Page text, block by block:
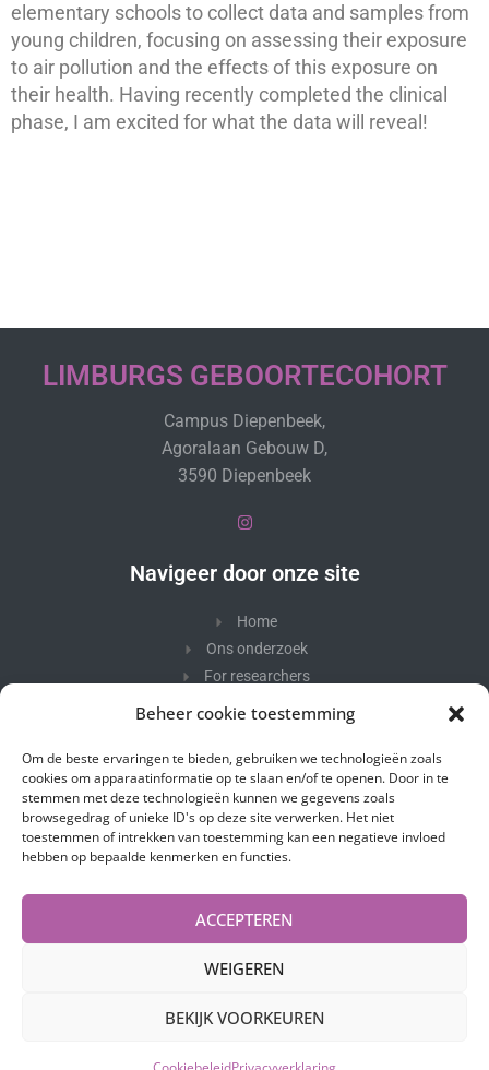
Beheer cookie toestemming
Om de beste ervaringen te bieden, gebruiken we technologieën zoals
cookies om apparaatinformatie op te slaan en/of te openen. Door in te
stemmen met deze technologieën kunnen we gegevens zoals
browsegedrag of unieke ID's op deze site verwerken. Het niet
toestemmen of intrekken van toestemming kan een negatieve invloed
hebben op bepaalde kenmerken en functies.
ACCEPTEREN
WEIGEREN
BEKIJK VOORKEUREN
elementary schools to collect data and samples from
young children, focusing on assessing their exposure
to air pollution and the effects of this exposure on
their health. Having recently completed the clinical
phase, I am excited for what the data will reveal!
LIMBURGS GEBOORTECOHORT
Campus Diepenbeek,
Agoralaan Gebouw D,
3590 Diepenbeek
Navigeer door onze site
Home
Ons onderzoek
For researchers
Ons team
In de kijker
Contacteer ons
Nieuwsbrief
Blijf op de hoogte van ons onderzoek.